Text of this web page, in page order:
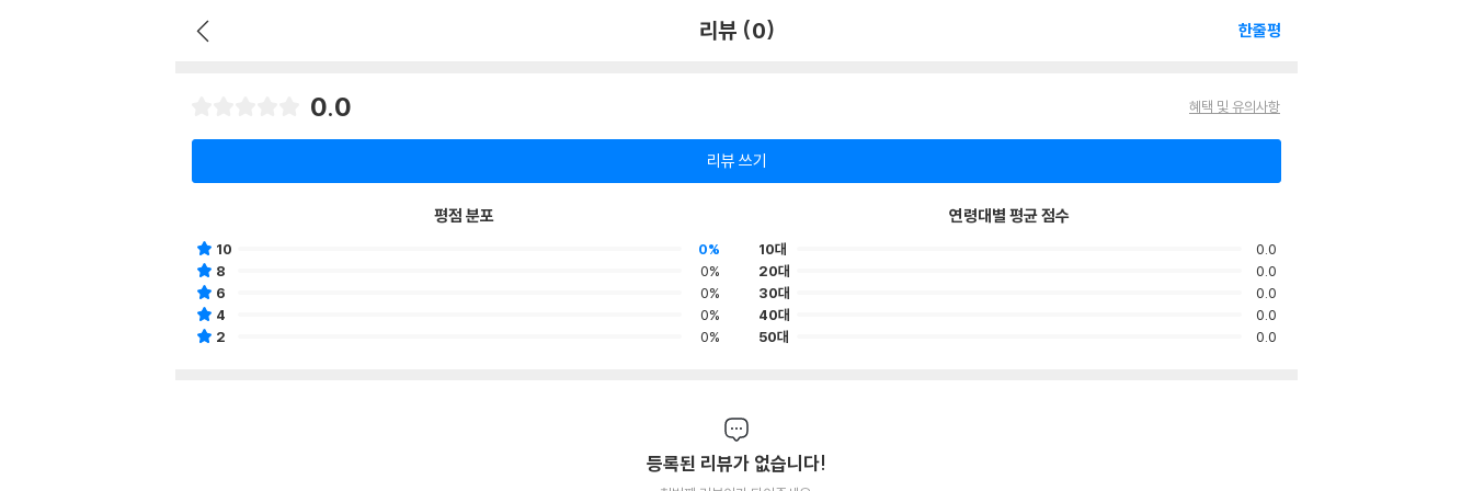
리뷰 (0) 한줄평
0.0 혜택 및 유의사항
리뷰 쓰기
평점 분포
10
0%
8
0%
6
0%
4
0%
2
0%
연령대별 평균 점수
10대
0.0
20대
0.0
30대
0.0
40대
0.0
50대
0.0
등록된 리뷰가 없습니다!